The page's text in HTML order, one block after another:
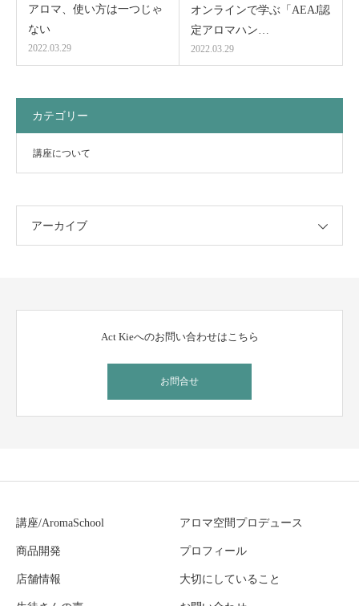
アロマ、使い方は一つじゃ
ない
2022.03.29
オンラインで学ぶ「AEAJ認
定アロマハン…
2022.03.29
カテゴリー
講座について
アーカイブ
Act Kieへのお問い合わせはこちら
お問合せ
講座/AromaSchool アロマ空間プロデュース
商品開発 プロフィール
店舗情報 大切にしていること